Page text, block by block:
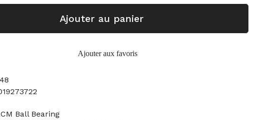
Ajouter au panier
Ajouter aux favoris
Ball Bearing